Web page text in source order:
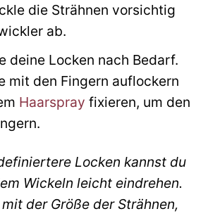
die Strähnen vorsichtig
ab.
deine Locken nach Bedarf.
mit den Fingern auflockern
Haarspray fixieren, um den
Locken kannst du
Wickeln leicht eindrehen.
der Größe der Strähnen,